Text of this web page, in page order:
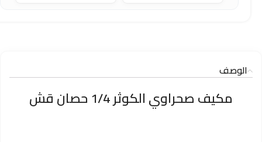
الوصف
مكيف صحراوي الكوثر 1/4 حصان قش